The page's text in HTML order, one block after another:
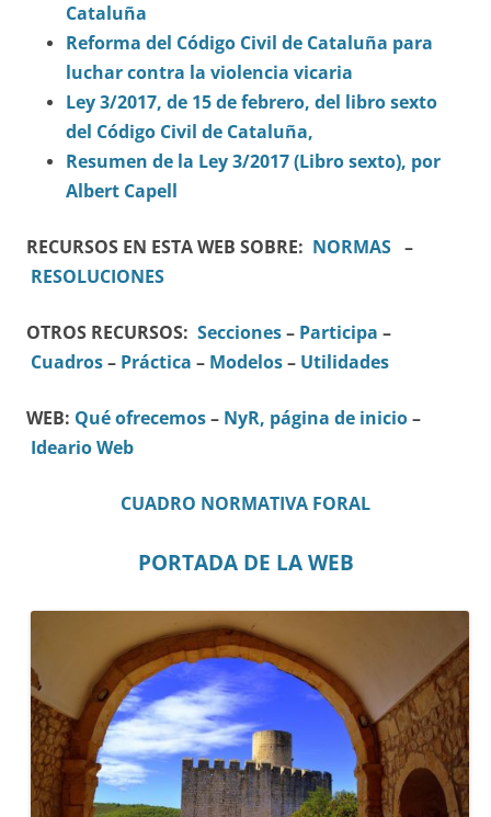
Cataluña
Reforma del Código Civil de Cataluña para
luchar contra la violencia vicaria
Ley 3/2017, de 15 de febrero, del libro sexto
del Código Civil de Cataluña,
Resumen de la Ley 3/2017 (Libro sexto), por
Albert Capell
RECURSOS EN ESTA WEB SOBRE: NORMAS –
RESOLUCIONES
OTROS RECURSOS: Secciones– Participa –
Cuadros– Práctica – Modelos– Utilidades
WEB: Qué ofrecemos– NyR, página de inicio–
Ideario Web
CUADRO NORMATIVA FORAL
PORTADA DE LA WEB